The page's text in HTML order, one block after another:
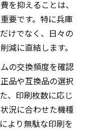
を抑えることは、
要です。特に兵庫
けでなく、日々の
減に直結します。
の交換頻度を確認
品や互換品の選択
、印刷枚数に応じ
況に合わせた機種
より無駄な印刷を